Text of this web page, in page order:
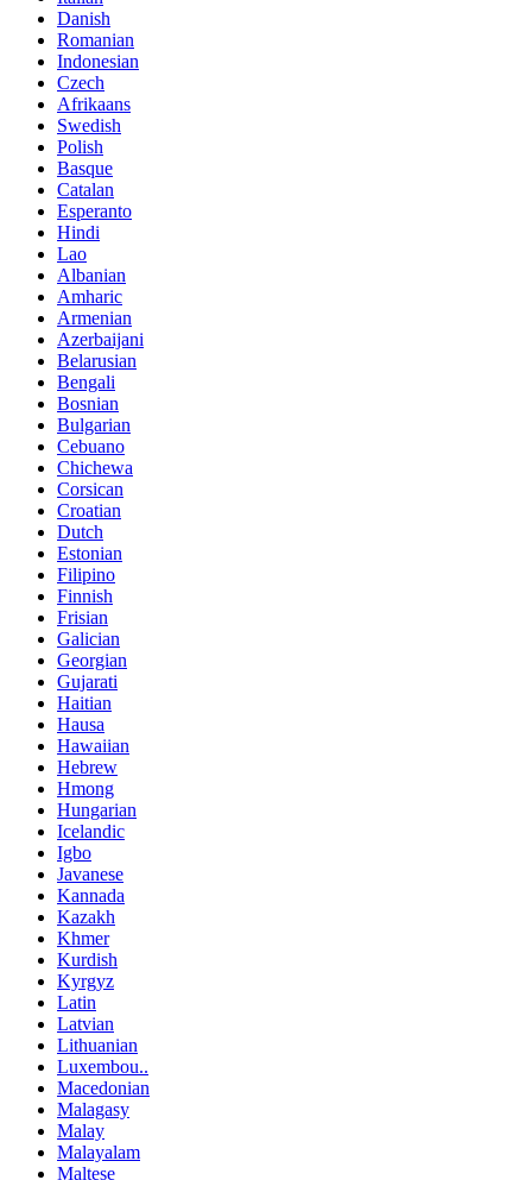
Danish
Romanian
Indonesian
Czech
Afrikaans
Swedish
Polish
Basque
Catalan
Esperanto
Hindi
Lao
Albanian
Amharic
Armenian
Azerbaijani
Belarusian
Bengali
Bosnian
Bulgarian
Cebuano
Chichewa
Corsican
Croatian
Dutch
Estonian
Filipino
Finnish
Frisian
Galician
Georgian
Gujarati
Haitian
Hausa
Hawaiian
Hebrew
Hmong
Hungarian
Icelandic
Igbo
Javanese
Kannada
Kazakh
Khmer
Kurdish
Kyrgyz
Latin
Latvian
Lithuanian
Luxembou..
Macedonian
Malagasy
Malay
Malayalam
Maltese